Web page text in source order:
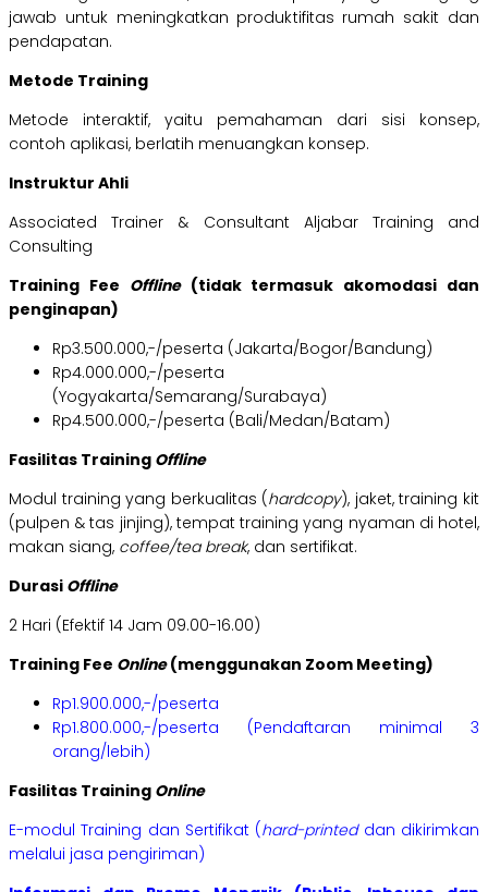
jawab untuk meningkatkan produktifitas rumah sakit dan
pendapatan.
Metode Training
Metode interaktif, yaitu pemahaman dari sisi konsep,
contoh aplikasi, berlatih menuangkan konsep.
Instruktur Ahli
Associated Trainer & Consultant Aljabar Training and
Consulting
Training Fee Offline (tidak termasuk akomodasi dan
penginapan)
Rp3.500.000,-/peserta (Jakarta/Bogor/Bandung)
Rp4.000.000,-/peserta
(Yogyakarta/Semarang/Surabaya)
Rp4.500.000,-/peserta (Bali/Medan/Batam)
Fasilitas Training Offline
Modul training yang berkualitas (hardcopy), jaket, training kit
(pulpen & tas jinjing), tempat training yang nyaman di hotel,
makan siang, coffee/tea break, dan sertifikat.
Durasi Offline
2 Hari (Efektif 14 Jam 09.00-16.00)
Training Fee Online(menggunakan Zoom Meeting)
Rp1.900.000,-/peserta
Rp1.800.000,-/peserta (Pendaftaran minimal 3
orang/lebih)
Fasilitas Training Online
E-modul Training dan Sertifikat (hard-printeddan dikirimkan
melalui jasa pengiriman)